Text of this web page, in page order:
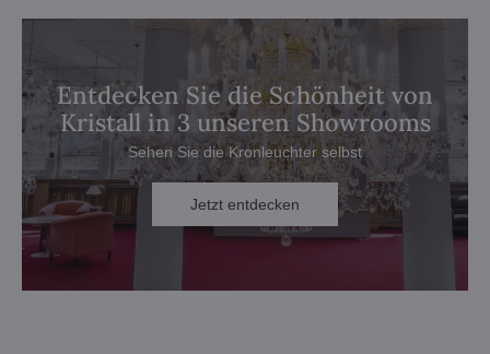
Entdecken Sie die Schönheit von
Kristall in 3 unseren Showrooms
Sehen Sie die Kronleuchter selbst
Jetzt entdecken